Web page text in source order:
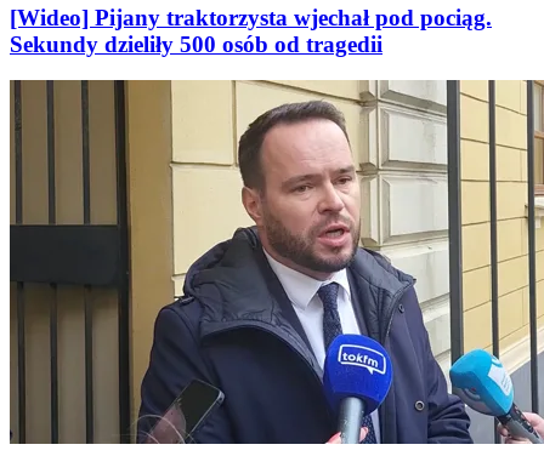
[Wideo] Pijany traktorzysta wjechał pod pociąg.
Sekundy dzieliły 500 osób od tragedii